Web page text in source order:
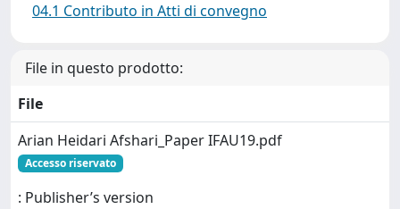
04.1 Contributo in Atti di convegno
File in questo prodotto:
File
Arian Heidari Afshari_Paper IFAU19.pdf
Accesso riservato
: Publisher’s version